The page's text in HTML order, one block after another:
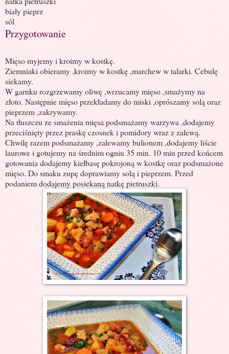
biały pieprz
sól
Przygotowanie
Mięso myjemy i kroimy w kostkę.
Ziemniaki obieramy ,kroimy w kostkę ,marchew w talarki. Cebulę
siekamy.
W garnku rozgrzewamy oliwę ,wrzucamy mięso ,smażymy na
złoto. Następnie mięso przekładamy do miski ,oprószamy solą oraz
pieprzem ,zakrywamy.
Na tłuszczu ze smażenia mięsa podsmażamy warzywa ,dodajemy
przeciśnięty przez praskę czosnek i pomidory wraz z zalewą.
Chwilę razem podsmażamy ,zalewamy bulionem ,dodajemy liście
laurowe i gotujemy na średnim ogniu 35 min. 10 min przed końcem
gotowania dodajemy kiełbasę pokrojoną w kostkę oraz podsmażone
mięso. Do smaku zupę doprawiamy solą i pieprzem. Przed
podaniem dodajemy posiekaną natkę pietruszki.